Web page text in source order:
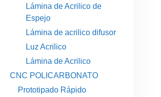
Lámina de Acrilico de
Espejo
Lámina de acrilico difusor
Luz Acrilico
Lámina de Acrilico
CNC POLICARBONATO
Prototipado Rápido